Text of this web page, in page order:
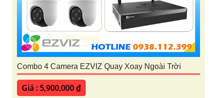
Combo 4 Camera EZVIZ Quay Xoay Ngoài Trời
Giá : 5,900,000 ₫